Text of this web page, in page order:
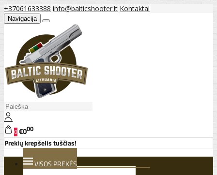
+37061633388 info@balticshooter.lt Kontaktai
Navigacija
0€000
Prekių krepšelis tuščias!
VISOS PREKĖS